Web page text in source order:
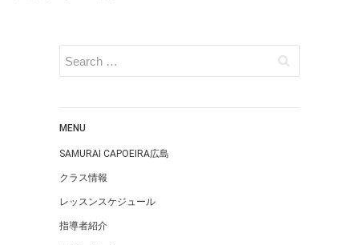
MENU
SAMURAI CAPOEIRA広島
クラス情報
レッスンスケジュール
指導者紹介